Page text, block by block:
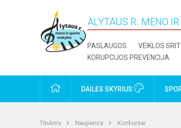
ALYTAUS R. MENO
PASLAUGOS VEIKLOS
KORUPCIJOS PREVENCIJA
PRADŽIADAILĖS SKYRIUS
Titulinis Naujienos Konkursai